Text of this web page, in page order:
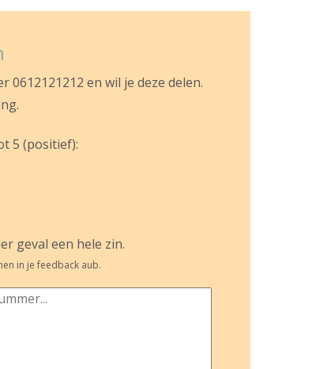
en wil je deze delen.
5 (positief):
geval een hele zin.
in je feedback aub.